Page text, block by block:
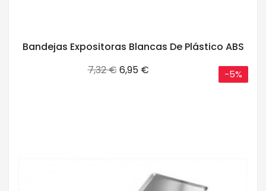
Bandejas Expositoras Blancas De Plástico ABS
Precio
7,32 €Precio
6,95 € -5%